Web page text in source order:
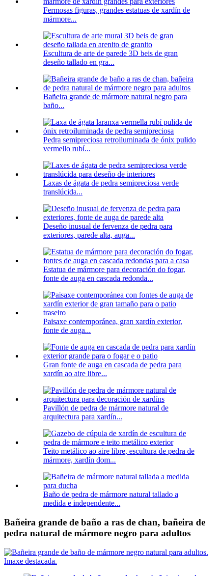
Fermosas figuras, grandes estatuas de xardín de
mármore...
Escultura de arte de parede 3D beis de gran
deseño tallado en gra...
Bañeira grande de mármore natural negro para
baño...
Pedra semipreciosa retroiluminada de ónix pulido
vermello rubí...
Laxas de ágata de pedra semipreciosa verde
translúcida...
Deseño inusual de fervenza de pedra para
exteriores, parede alta, auga...
Estatua de mármore para decoración do fogar,
fonte de auga en cascada redonda...
Paisaxe contemporánea, gran xardín exterior,
fonte de auga...
Gran fonte de auga en cascada de pedra para
xardín ao aire libre...
Pavillón de pedra de mármore natural de
arquitectura para xardín...
Teito metálico ao aire libre, escultura de pedra de
mármore, xardín dom...
Baño de pedra de mármore natural tallado a
medida e independente...
Bañeira grande de baño a ras de chan, bañeira de
pedra natural de mármore negro para adultos